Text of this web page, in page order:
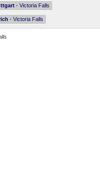
- Victoria Falls
- Victoria Falls